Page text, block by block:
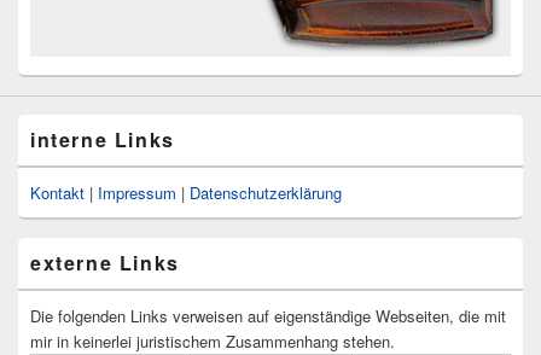
interne Links
Kontakt | Impressum | Datenschutzerklärung
externe Links
Die folgenden Links verweisen auf eigenständige Webseiten, die mit
mir in keinerlei juristischem Zusammenhang stehen.